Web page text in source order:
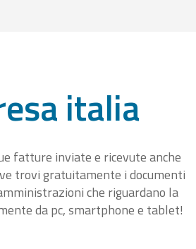
italia
fatture inviate e ricevute anche
trovi gratuitamente i documenti
che riguardano la
da pc, smartphone e tablet!